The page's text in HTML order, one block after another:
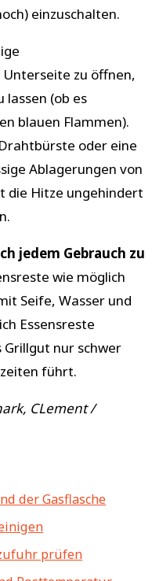
einzuschalten.
Unterseite zu öffnen,
(ob es
blauen Flammen).
oder eine
Ablagerungen von
die Hitze ungehindert
jedem Gebrauch zu
wie möglich
Seife, Wasser und
Essensreste
nur schwer
führt.
CLement /
der Gasflasche
prüfen